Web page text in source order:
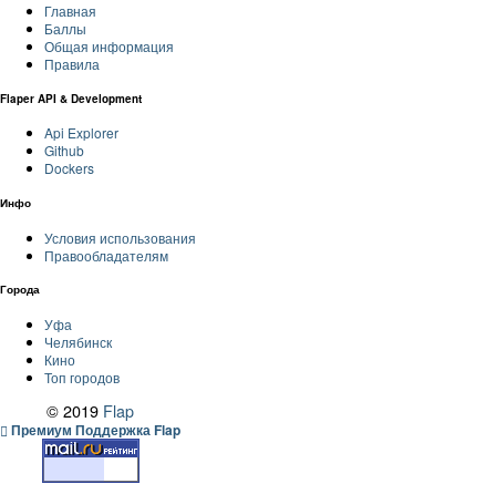
Главная
Баллы
Общая информация
Правила
Flaper API & Development
Api Explorer
Github
Dockers
Инфо
Условия использования
Правообладателям
Города
Уфа
Челябинск
Кино
Топ городов
© 2019 Flap
Премиум Поддержка Flap